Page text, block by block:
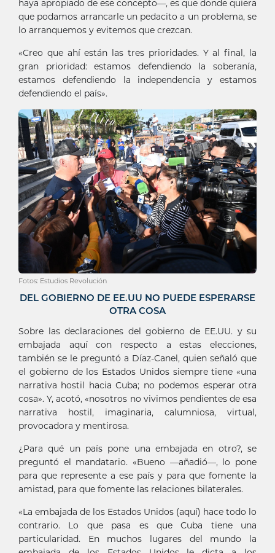
haya apropiado de ese concepto—, es que donde quiera
que podamos arrancarle un pedacito a un problema, se
lo arranquemos y evitemos que crezcan.
«Creo que ahí están las tres prioridades. Y al final, la
gran prioridad: estamos defendiendo la soberanía,
estamos defendiendo la independencia y estamos
defendiendo el país».
Fotos: Estudios Revolución
DEL GOBIERNO DE EE.UU NO PUEDE ESPERARSE
OTRA COSA
Sobre las declaraciones del gobierno de EE.UU. y su
embajada aquí con respecto a estas elecciones,
también se le preguntó a Díaz-Canel, quien señaló que
el gobierno de los Estados Unidos siempre tiene «una
narrativa hostil hacia Cuba; no podemos esperar otra
cosa». Y, acotó, «nosotros no vivimos pendientes de esa
narrativa hostil, imaginaria, calumniosa, virtual,
provocadora y mentirosa.
¿Para qué un país pone una embajada en otro?, se
preguntó el mandatario. «Bueno —añadió—, lo pone
para que represente a ese país y para que fomente la
amistad, para que fomente las relaciones bilaterales.
«La embajada de los Estados Unidos (aquí) hace todo lo
contrario. Lo que pasa es que Cuba tiene una
particularidad. En muchos lugares del mundo la